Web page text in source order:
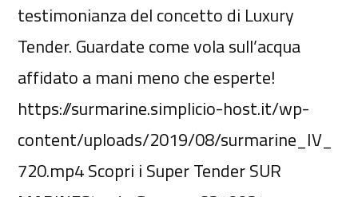
testimonianza del concetto di Luxury
Tender. Guardate come vola sull’acqua
affidato a mani meno che esperte!
https://surmarine.simplicio-host.it/wp-
content/uploads/2019/08/surmarine_IV_
720.mp4 Scopri i Super Tender SUR